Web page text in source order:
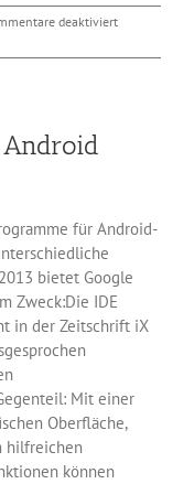
deaktiviertfür
Ruby
Android
für Android-
bietet Google
Zweck:Die IDE
in der Zeitschrift iX
Mit einer
Oberfläche,
hilfreichen
können